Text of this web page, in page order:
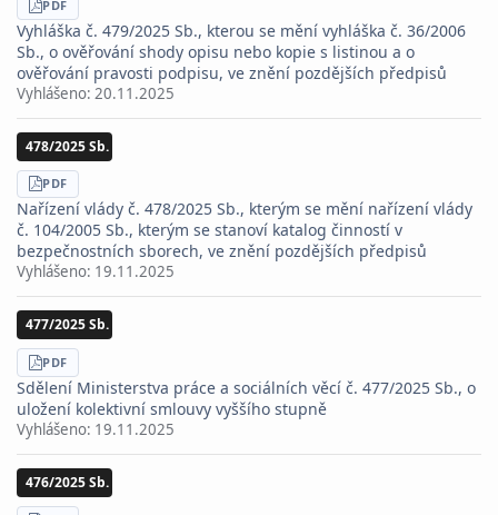
STÁHNOUT
PDF
Vyhláška č. 479/2025 Sb., kterou se mění vyhláška č. 36/2006
Sb., o ověřování shody opisu nebo kopie s listinou a o
ověřování pravosti podpisu, ve znění pozdějších předpisů
Vyhlášeno: 20.11.2025
478/2025 Sb.
STÁHNOUT
PDF
Nařízení vlády č. 478/2025 Sb., kterým se mění nařízení vlády
č. 104/2005 Sb., kterým se stanoví katalog činností v
bezpečnostních sborech, ve znění pozdějších předpisů
Vyhlášeno: 19.11.2025
477/2025 Sb.
STÁHNOUT
PDF
Sdělení Ministerstva práce a sociálních věcí č. 477/2025 Sb., o
uložení kolektivní smlouvy vyššího stupně
Vyhlášeno: 19.11.2025
476/2025 Sb.